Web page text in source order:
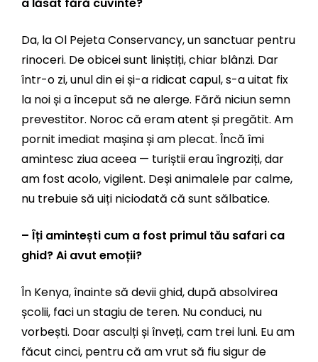
Da, la Ol Pejeta Conservancy, un sanctuar pentru
rinoceri. De obicei sunt liniștiți, chiar blânzi. Dar
într-o zi, unul din ei și-a ridicat capul, s-a uitat fix
la noi și a început să ne alerge. Fără niciun semn
prevestitor. Noroc că eram atent și pregătit. Am
pornit imediat mașina și am plecat. Încă îmi
amintesc ziua aceea — turiștii erau îngroziți, dar
am fost acolo, vigilent. Deși animalele par calme,
nu trebuie să uiți niciodată că sunt sălbatice.
– Îți amintești cum a fost primul tău safari ca
ghid? Ai avut emoții?
În Kenya, înainte să devii ghid, după absolvirea
școlii, faci un stagiu de teren. Nu conduci, nu
vorbești. Doar asculți și înveți, cam trei luni. Eu am
făcut cinci, pentru că am vrut să fiu sigur de